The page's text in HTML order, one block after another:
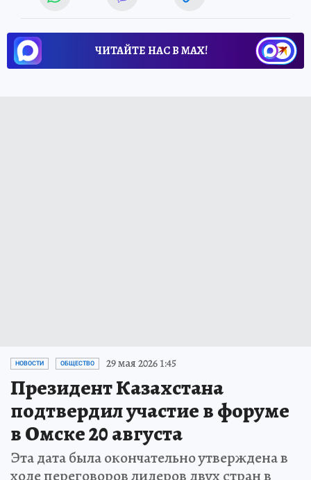
ЧИТАЙТЕ НАС В МАХ!
НОВОСТИ ОБЩЕСТВО 29 мая 2026 1:45
Президент Казахстана
подтвердил участие в форуме
в Омске 20 августа
Эта дата была окончательно утверждена в